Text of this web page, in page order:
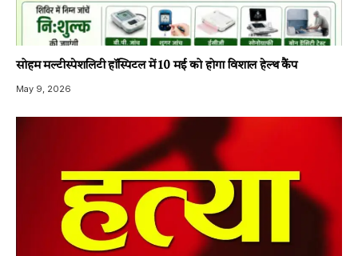
सोहम मल्टीस्पेशलिटी हॉस्पिटल में 10 मई को होगा विशाल हेल्थ कैंप
May 9, 2026